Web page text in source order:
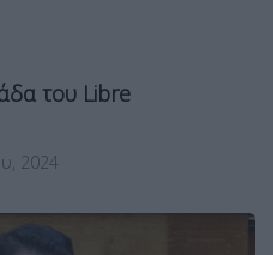
του Libre
2024